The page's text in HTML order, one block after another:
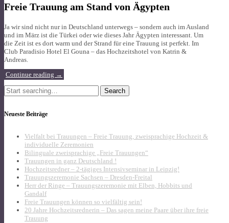
Freie Trauung am Stand von Ägypten
Ja wir sind nicht nur in Deutschland unterwegs – sondern auch im Ausland
und im März ist die Türkei oder wie dieses Jahr Ägypten interessant. Um
die Zeit ist es dort warm und der Strand für eine Trauung ist perfekt. Im
Club Paradisio Hotel El Gouna – das Hochzeitshotel von Katrin &
Andreas.
Continue reading →
Search
for:
Neueste Beiträge
Vielfalt bei Trauungen – Freie Trauung, zweisprachige Hochzeit &
individuelle Zeremonien
Bilinguale zweisprachige „Freie Trauungen“
Trauungen in ganz Deutschland !
Hochzeitsredner – 2-tägiges Intensivseminar in Leipzig!
Trauungszeremonie Sachsen – Dresden-Freital
Herr der Ringe – Trauungszeremonie mit Elben, Hobbits und
Gandalf
Freie Trauungen können so vielfältig sein!
20 Jahre Hochzeitsrednerin – Das sagen meine Paare über ihre freie
Trauung